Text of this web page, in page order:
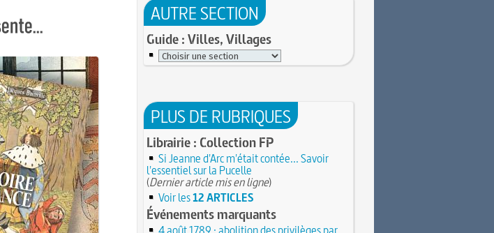
AUTRE SECTION
Guide : Villes, Villages
PLUS DE RUBRIQUES
Librairie : Collection FP
Si Jeanne d'Arc m'était contée... Savoir
l'essentiel sur la Pucelle
(Dernier article mis en ligne)
Voir les12 ARTICLES
Événements marquants